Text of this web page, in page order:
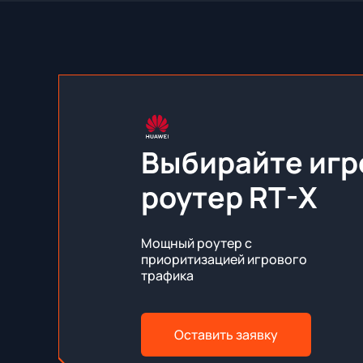
Выбирайте
роутер RT-X
Мощный роутер с
приоритизацией игрового
трафика
Оставить заявку